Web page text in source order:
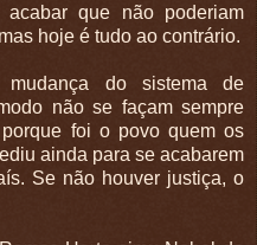
que não poderiam
hoje é tudo ao contrário.
do sistema de
não se façam sempre
foi o povo quem os
ainda para se acabarem
Se não houver justiça, o